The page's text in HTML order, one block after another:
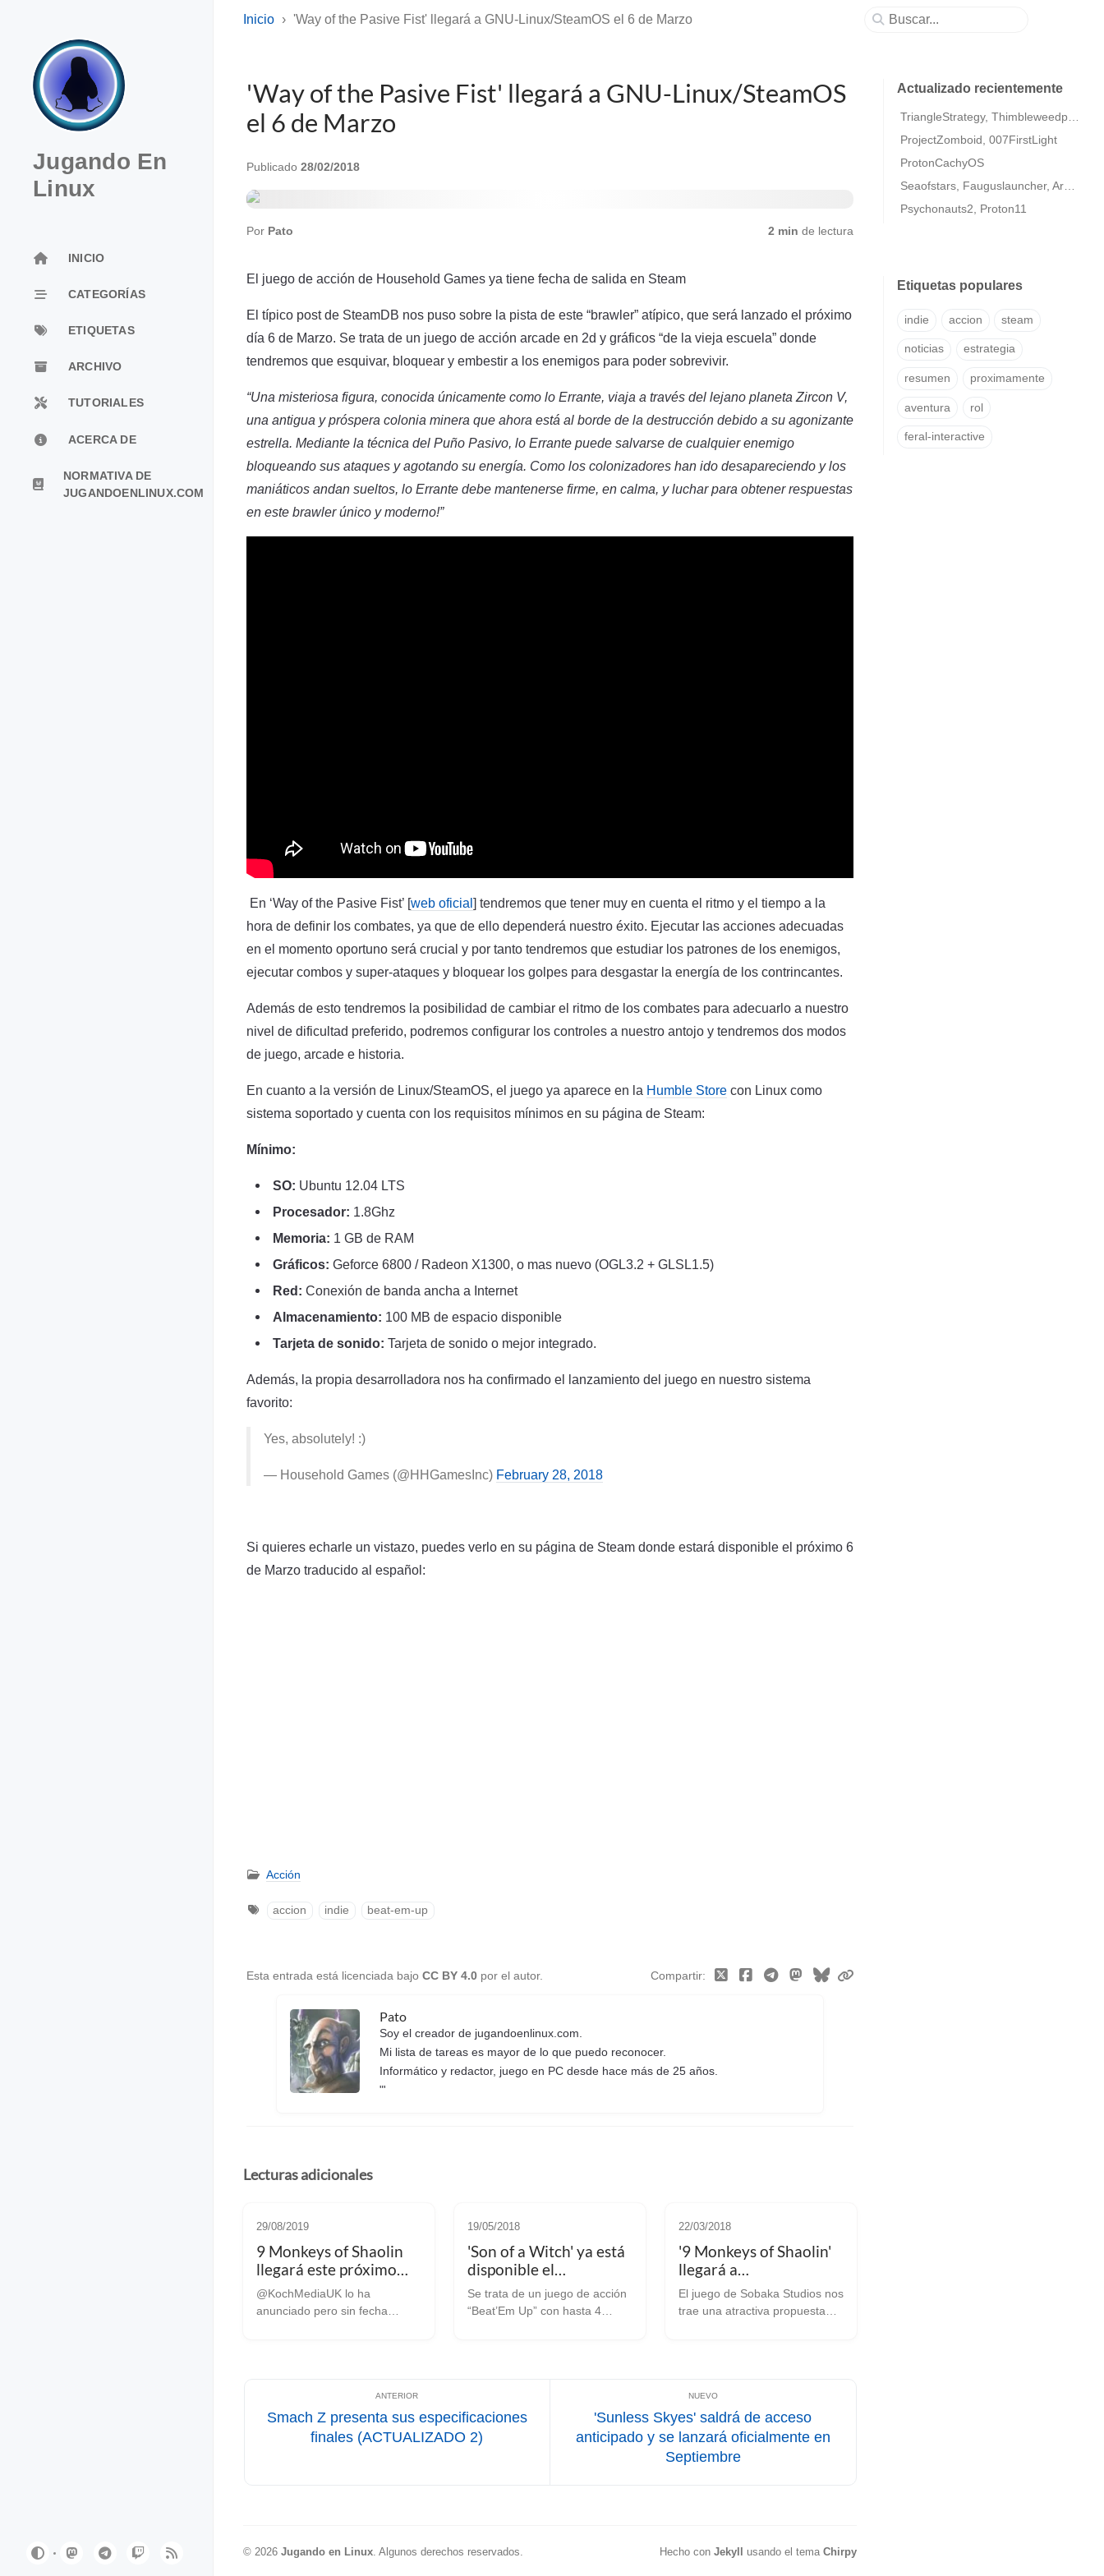
Jugando En
Linux
INICIO
CATEGORÍAS
ETIQUETAS
ARCHIVO
TUTORIALES
ACERCA DE
NORMATIVA DE
JUGANDOENLINUX.COM
Inicio 'Way of the Pasive Fist' llegará a GNU-Linux/SteamOS el 6 de Marzo
'Way of the Pasive Fist' llegará a GNU-Linux/SteamOS
el 6 de Marzo
Publicado 28/02/2018
Por Pato 2 min de lectura
El juego de acción de Household Games ya tiene fecha de salida en Steam
El típico post de SteamDB nos puso sobre la pista de este “brawler” atípico, que será lanzado el próximo
día 6 de Marzo. Se trata de un juego de acción arcade en 2d y gráficos “de la vieja escuela” donde
tendremos que esquivar, bloquear y embestir a los enemigos para poder sobrevivir.
“Una misteriosa figura, conocida únicamente como lo Errante, viaja a través del lejano planeta Zircon V,
una antigua y próspera colonia minera que ahora está al borde de la destrucción debido a su agonizante
estrella. Mediante la técnica del Puño Pasivo, lo Errante puede salvarse de cualquier enemigo
bloqueando sus ataques y agotando su energía. Como los colonizadores han ido desapareciendo y los
maniáticos andan sueltos, lo Errante debe mantenerse firme, en calma, y luchar para obtener respuestas
en este brawler único y moderno!”
En ‘Way of the Pasive Fist’ [web oficial] tendremos que tener muy en cuenta el ritmo y el tiempo a la
hora de definir los combates, ya que de ello dependerá nuestro éxito. Ejecutar las acciones adecuadas
en el momento oportuno será crucial y por tanto tendremos que estudiar los patrones de los enemigos,
ejecutar combos y super-ataques y bloquear los golpes para desgastar la energía de los contrincantes.
Además de esto tendremos la posibilidad de cambiar el ritmo de los combates para adecuarlo a nuestro
nivel de dificultad preferido, podremos configurar los controles a nuestro antojo y tendremos dos modos
de juego, arcade e historia.
En cuanto a la versión de Linux/SteamOS, el juego ya aparece en la Humble Store con Linux como
sistema soportado y cuenta con los requisitos mínimos en su página de Steam:
Mínimo:
SO: Ubuntu 12.04 LTS
Procesador: 1.8Ghz
Memoria: 1 GB de RAM
Gráficos: Geforce 6800 / Radeon X1300, o mas nuevo (OGL3.2 + GLSL1.5)
Red: Conexión de banda ancha a Internet
Almacenamiento: 100 MB de espacio disponible
Tarjeta de sonido: Tarjeta de sonido o mejor integrado.
Además, la propia desarrolladora nos ha confirmado el lanzamiento del juego en nuestro sistema
favorito:
Yes, absolutely! :)
— Household Games (@HHGamesInc) February 28, 2018
Si quieres echarle un vistazo, puedes verlo en su página de Steam donde estará disponible el próximo 6
de Marzo traducido al español:
Acción
accion indie beat-em-up
Esta entrada está licenciada bajo CC BY 4.0 por el autor. Compartir
Pato
Soy el creador de jugandoenlinux.com.
Mi lista de tareas es mayor de lo que puedo reconocer.
Informático y redactor, juego en PC desde hace más de 25 años.
"'
Actualizado recientemente
ProjectZomboid, 007FirstLight
ProtonCachyOS
Psychonauts2, Proton11
Etiquetas populares
indie accion steam
noticias estrategia
resumen proximamente
aventura rol
feral-interactive
Lecturas adicionales
29/08/2019
9 Monkeys of Shaolin
llegará este próximo
mes de Septiembre
@KochMediaUK lo ha
anunciado pero sin fecha
sido la cuenta de Koch Media
UK la ...
19/05/2018
'Son of a Witch' ya está
disponible el
Linux/SteamOS
Se trata de un juego de acción
“Beat’Em Up” con hasta 4
juego de acció...
22/03/2018
'9 Monkeys of Shaolin'
llegará a
Linux/SteamOS este
próximo otoño
El juego de Sobaka Studios nos
trae una atractiva propuesta
Sega? pues estás de enh...
Smach Z presenta sus especificaciones
finales (ACTUALIZADO 2)
'Sunless Skyes' saldrá de acceso
anticipado y se lanzará oficialmente en
Septiembre
© 2026 Jugando en Linux. Algunos derechos reservados. Hecho con Jekyll usando el tema Chirpy